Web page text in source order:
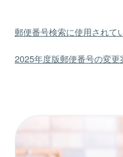
郵便番号検索に使用されて
2025年度版郵便番号の変更